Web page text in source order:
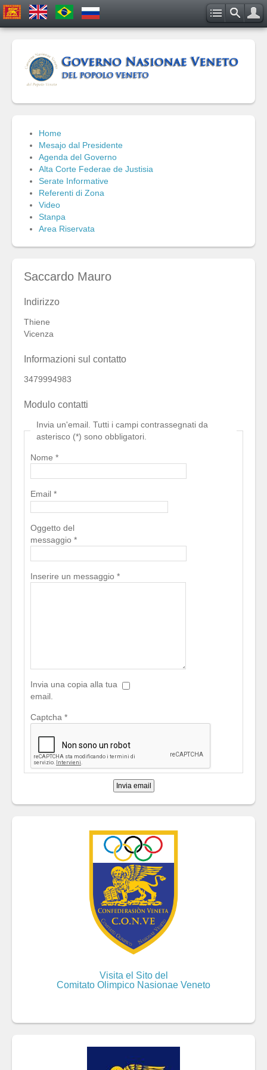
Home
Mesajo dal Presidente
Agenda del Governo
Alta Corte Federae de Justisia
Serate Informative
Referenti di Zona
Video
Stanpa
Area Riservata
Saccardo Mauro
Indirizzo
Thiene
Vicenza
Informazioni sul contatto
3479994983
Modulo contatti
Invia un'email. Tutti i campi contrassegnati da
asterisco (*) sono obbligatori.
Nome *
Email *
Oggetto del
messaggio *
Inserire un messaggio *
Invia una copia alla tua
email.
Captcha *
Invia email
Visita el Sito del
Comitato Olimpico Nasionae Veneto